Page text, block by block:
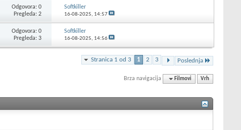
Odgovora: 0
Pregleda: 2
Softkiller
16-08-2025, 14:57
Odgovora: 0
Pregleda: 3
Softkiller
16-08-2025, 14:56
Stranica 1 od 3 1 2 3 Poslednja
Brza navigacija Filmovi Vrh